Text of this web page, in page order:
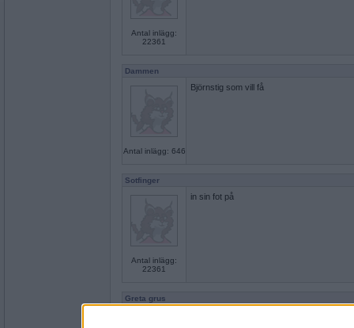
Antal inlägg:
22361
Dammen
Antal inlägg: 646
Björnstig som vill få
Sotfinger
Antal inlägg:
22361
in sin fot på
Greta grus